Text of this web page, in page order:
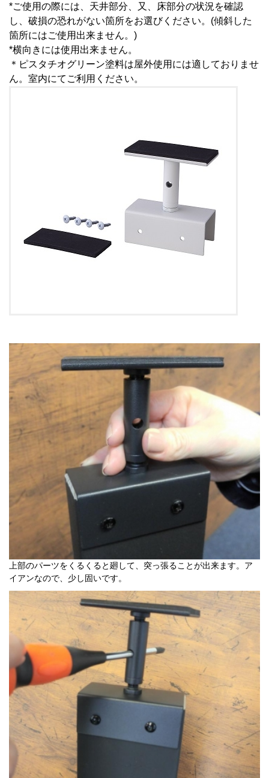
*ご使用の際には、天井部分、又、床部分の状況を確認
し、破損の恐れがない箇所をお選びください。(傾斜した
箇所にはご使用出来ません。)
*横向きには使用出来ません。
＊ピスタチオグリーン塗料は屋外使用には適しておりませ
ん。室内にてご利用ください。
上部のパーツをくるくると廻して、突っ張ることが出来ます。ア
イアンなので、少し固いです。